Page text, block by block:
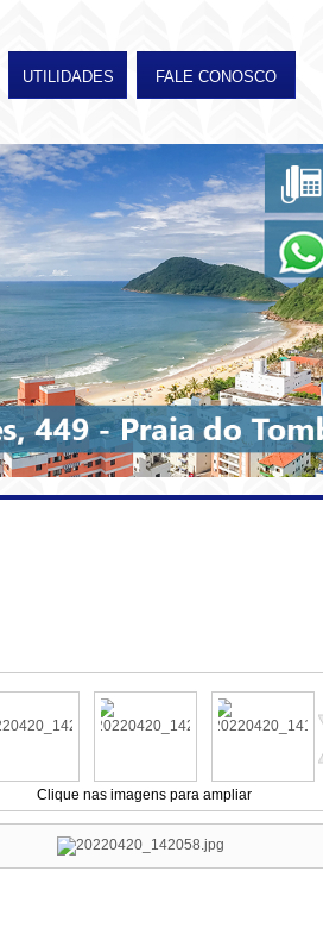
UTILIDADES FALE CONOSCO
Clique nas imagens para ampliar